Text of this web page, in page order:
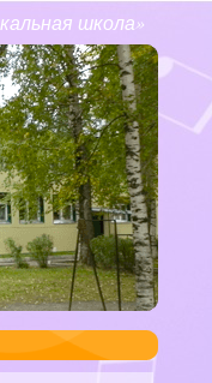
школа»